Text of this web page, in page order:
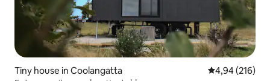
Tiny house in Coolangatta Gemiddelde
4,94 (216)